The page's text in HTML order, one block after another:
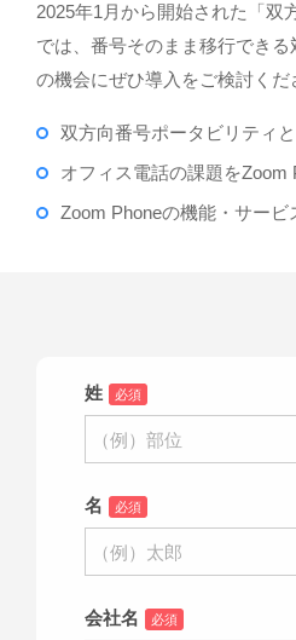
2025年1月から開始された「双
では、番号そのまま移行できる
の機会にぜひ導入をご検討くだ
双方向番号ポータビリティと
オフィス電話の課題をZoom
Zoom Phoneの機能・サービ
姓 必須
名 必須
会社名 必須